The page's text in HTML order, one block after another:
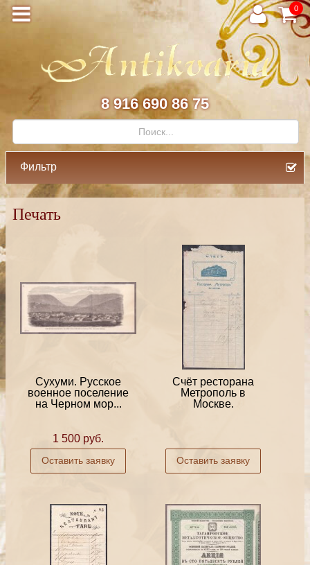
0
8 916 690 86 75
Фильтр
Печать
Сухуми. Русское
военное поселение
на Черном мор...
1 500 руб.
Оставить заявку
Счёт ресторана
Метрополь в
Москве.
Оставить заявку